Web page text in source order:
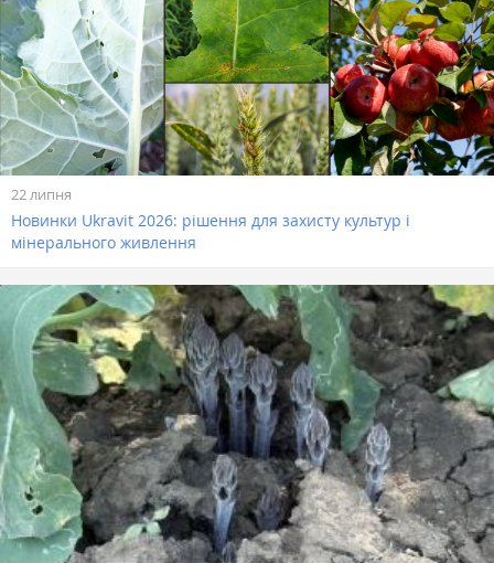
22 липня
Новинки Ukravit 2026: рішення для захисту культур і
мінерального живлення